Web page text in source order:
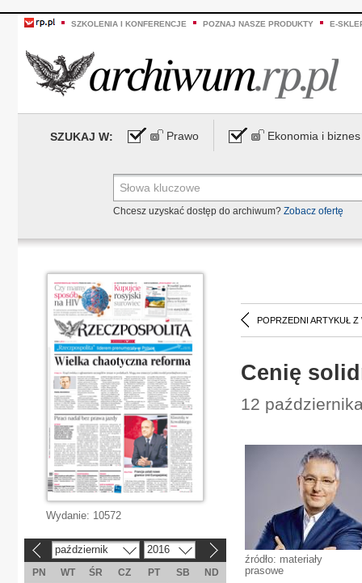
SZKOLENIA I KONFERENCJE POZNAJ NASZE PRODUKTY E-
SZUKAJ W: Prawo Ekonomia i biznes
Chcesz uzyskać dostęp do archiwum? Zobacz ofertę
POPRZEDNI ARTYKUŁ Z
Cenię
12
źródło: materiały
prasowe
Wydanie: 10572
październik 2016
PN WT ŚR CZ PT SB
ND